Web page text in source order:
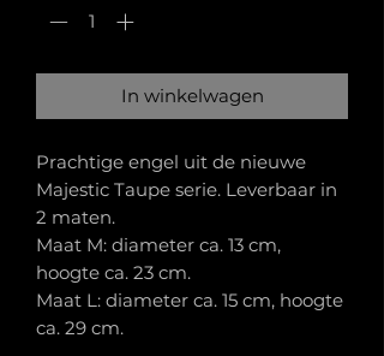
In winkelwagen
Prachtige engel uit de nieuwe
Majestic Taupe serie. Leverbaar in
2 maten.
Maat M: diameter ca. 13 cm,
hoogte ca. 23 cm.
Maat L: diameter ca. 15 cm, hoogte
ca. 29 cm.